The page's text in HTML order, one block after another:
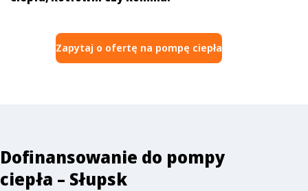
Zapytaj o ofertę na pompę ciepła
Dofinansowanie do pompy
ciepła – Słupsk